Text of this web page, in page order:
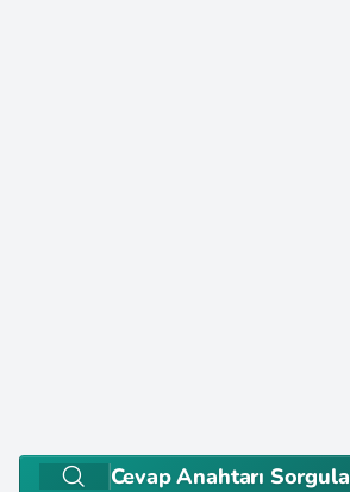
Cevap Anahtarı Sorgula